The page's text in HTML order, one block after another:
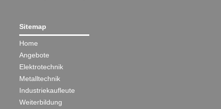
Sitemap
Home
Angebote
Elektrotechnik
Metalltechnik
Industriekaufleute
Weiterbildung